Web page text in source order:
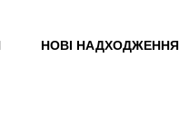
НОВІ НАДХОДЖЕННЯ